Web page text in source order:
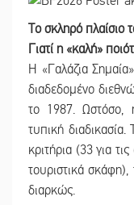
Το σκληρό πλαίσιο
Γιατί η «καλή»
Η «Γαλάζια
διαδεδομένο
το 1987. Ωστόσο,
τυπική
κριτήρια (33 για
τουριστικά σκάφη),
διαρκώς.